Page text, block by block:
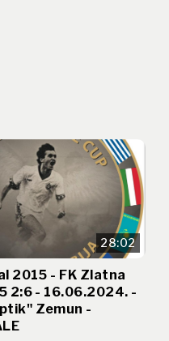
28:02
2015 - FK Zlatna
2:6 - 16.06.2024. -
Zemun -